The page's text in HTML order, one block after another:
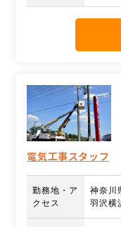
電気工事スタッフ
勤務地・ア
クセス
神奈川
羽沢横